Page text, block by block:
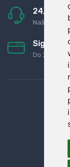
24/7
Naši agenti
Sigurno
Do 24 rata